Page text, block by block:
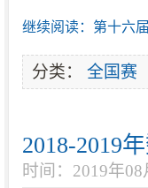
继续阅读：第十六
分类： 全国赛
2018-2019
时间：2019年08